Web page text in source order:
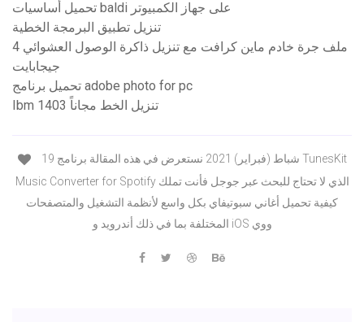
تحميل أساسيات baldi على جهاز الكمبيوتر
تنزيل تطبيق البرمجة الخطية
ملف جرة خادم ماين كرافت مع تنزيل ذاكرة الوصول العشوائي 4
جيجابايت
تحميل برنامج adobe photo for pc
Ibm 1403 تنزيل الخط مجاناً
19 شباط (فبراير) 2021 نستعرض في هذه المقالة برنامج TunesKit
Music Converter for Spotify الذي لا تحتاج للبحث عبر جوجل فأنت تملك
كيفية تحميل أغاني سبوتيفاي بكل واسع لأنظمة التشغيل والمتصفحات
المختلفة بما في ذلك أندرويد و iOS ووي